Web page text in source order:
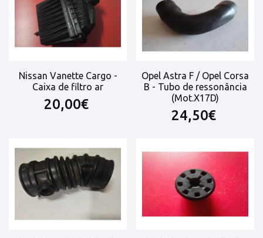
Nissan Vanette Cargo -
Caixa de filtro ar
20,00€
Opel Astra F / Opel Corsa
B - Tubo de ressonância
(Mot.X17D)
24,50€